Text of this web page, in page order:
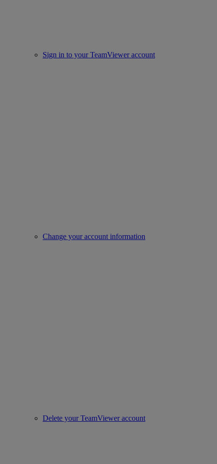
Sign in to your TeamViewer account
Change your account information
Delete your TeamViewer account